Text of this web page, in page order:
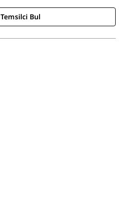
Temsilci Bul